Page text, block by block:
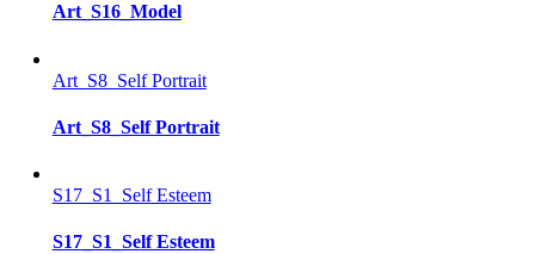
Art_S16_Model
Art_S8_Self Portrait
Art_S8_Self Portrait
S17_S1_Self Esteem
S17_S1_Self Esteem